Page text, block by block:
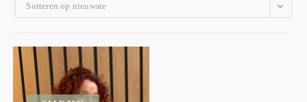
Sorteren op nieuwste